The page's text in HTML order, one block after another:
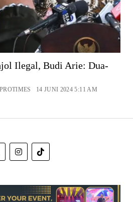
Ilegal, Budi Arie: Dua-
14 JUNI 2024 5:11 AM